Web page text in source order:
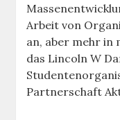
Arbeit von
an, aber mehr in
das Lincoln W
Partnerschaft